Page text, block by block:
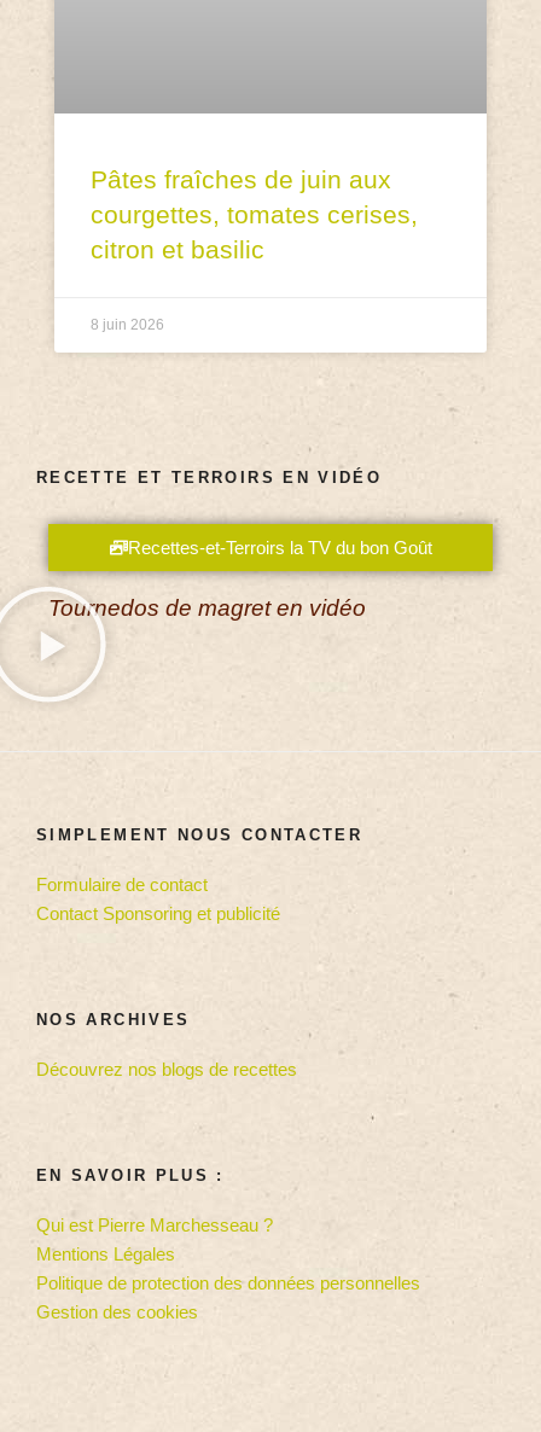
Pâtes fraîches de juin aux
courgettes, tomates cerises,
citron et basilic
8 juin 2026
RECETTE ET TERROIRS EN VIDÉO
Recettes-et-Terroirs la TV du bon Goût
Tournedos de magret en vidéo
SIMPLEMENT NOUS CONTACTER
Formulaire de contact
Contact Sponsoring et publicité
NOS ARCHIVES
Découvrez nos blogs de recettes
EN SAVOIR PLUS :
Qui est Pierre Marchesseau ?
Mentions Légales
Politique de protection des données personnelles
Gestion des cookies